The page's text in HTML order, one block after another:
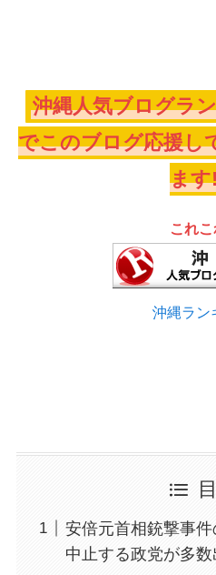
沖縄人気ブログラ
でこのブログ応援し
ま
これ
沖縄ラン
安倍元首相銃撃事
中止する政党が多数